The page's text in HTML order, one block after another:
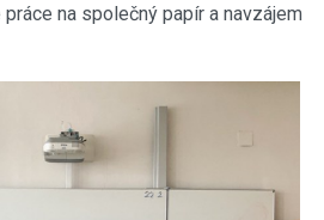
na společný papír a navzájem